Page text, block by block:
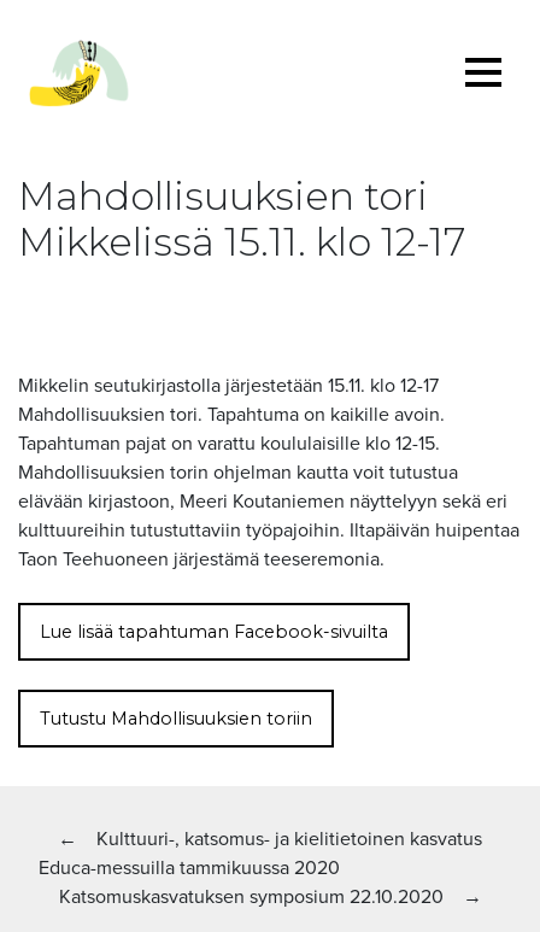
Mahdollisuuksien tori
Mikkelissä 15.11. klo 12-17
Mikkelin seutukirjastolla järjestetään 15.11. klo 12-17
Mahdollisuuksien tori. Tapahtuma on kaikille avoin.
Tapahtuman pajat on varattu koululaisille klo 12-15.
Mahdollisuuksien torin ohjelman kautta voit tutustua
elävään kirjastoon, Meeri Koutaniemen näyttelyyn sekä eri
kulttuureihin tutustuttaviin työpajoihin. Iltapäivän huipentaa
Taon Teehuoneen järjestämä teeseremonia.
Lue lisää tapahtuman Facebook-sivuilta
Tutustu Mahdollisuuksien toriin
Artikkelien
selaus
← Edellinen artikkeli:
Kulttuuri-, katsomus- ja kielitietoinen kasvatus
Educa-messuilla tammikuussa 2020
→
Seuraava artikkeli
Katsomuskasvatuksen symposium 22.10.2020